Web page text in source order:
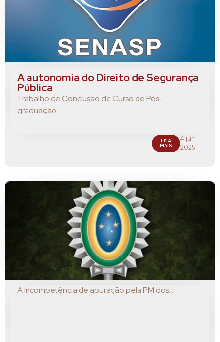
A autonomia do Direito de Segurança
Pública
Trabalho de Conclusão de Curso de Pós-
graduação...
LEIA
MAIS
4 jun
2025
A Incompetência de apuração pela PM dos...